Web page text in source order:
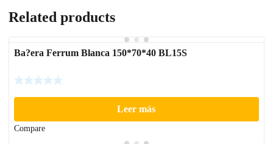
Related products
Ba?era Ferrum Blanca 150*70*40 BL15S
Leer más
Compare